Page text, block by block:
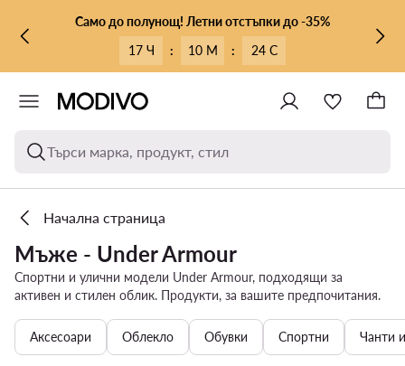
КЪМ ОСНОВНОТО СЪДЪРЖАНИЕ
КЪМ ТЪРСЕНЕСамо до полунощ! Летни отстъпки до -35%
17 Ч
: 10 М : 22 С
Търси марка, продукт, стил
Начална страница
Мъже - Under Armour
Спортни и улични модели Under Armour, подходящи за
активен и стилен облик. Продукти, за вашите предпочитания.
Аксесоари Облекло Обувки Спортни Чанти